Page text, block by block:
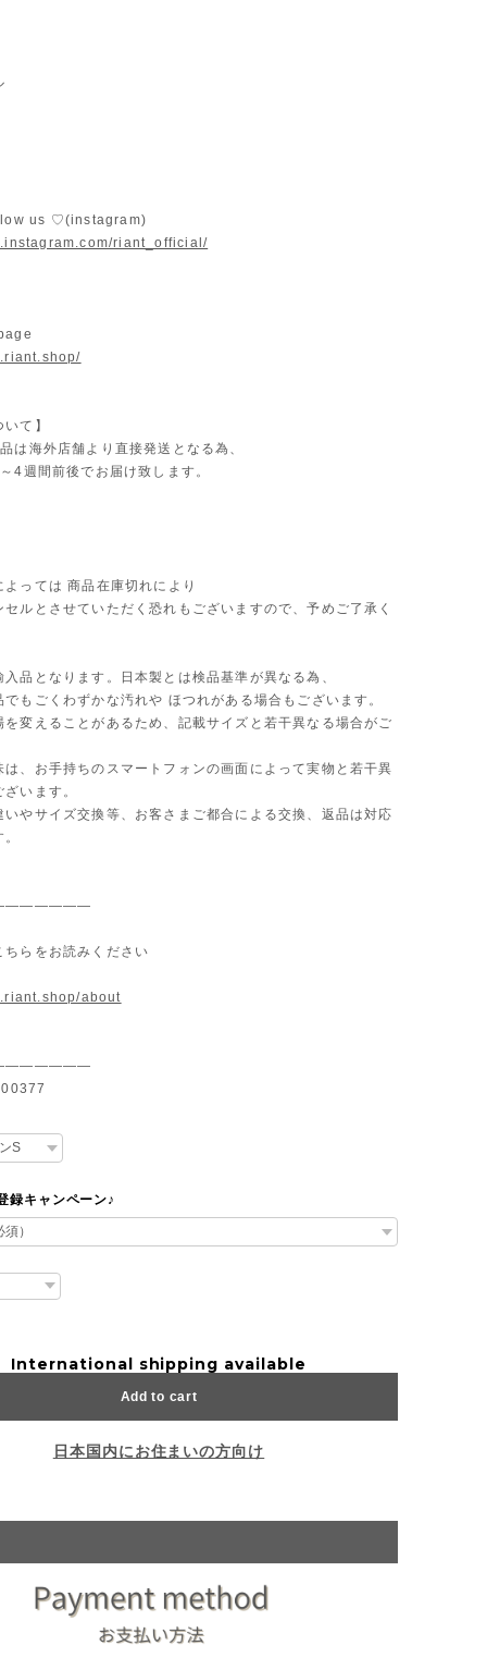
us ♡(instagram)
riant_official/
て】
は海外店舗より直接発送となる為、
4週間前後でお届け致します。
よっては 商品在庫切れにより
ルとさせていただく恐れもございますので、予めご了承く
入品となります。日本製とは検品基準が異なる為、
でもごくわずかな汚れや ほつれがある場合もございます。
を変えることがあるため、記載サイズと若干異なる場合がご
は、お手持ちのスマートフォンの画面によって実物と若干異
います。
いやサイズ交換等、お客さまご都合による交換、返品は対応
ちらをお読みください
about
録キャンペーン♪
International shipping available
Add to cart
日本国内にお住まいの方向け